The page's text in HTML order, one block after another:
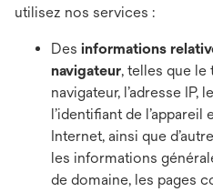
utilisez nos services :
Des informations
navigateur, telles que le
navigateur, l’adresse IP,
l’identifiant de l’appareil
Internet, ainsi que
les informations
de domaine, les pages